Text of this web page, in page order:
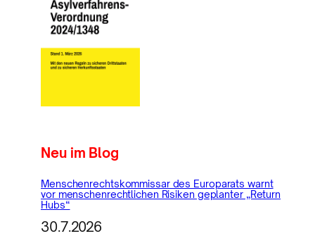
Neu im Blog
Menschenrechtskommissar des Europarats warnt
vor menschenrechtlichen Risiken geplanter „Return
Hubs“
30.7.2026